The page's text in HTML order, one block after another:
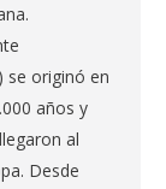
se originó en
años y
al
Desde